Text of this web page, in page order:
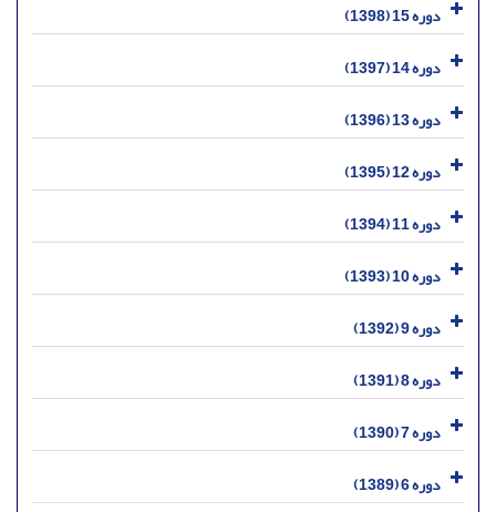
دوره 15 (1398)
دوره 14 (1397)
دوره 13 (1396)
دوره 12 (1395)
دوره 11 (1394)
دوره 10 (1393)
دوره 9 (1392)
دوره 8 (1391)
دوره 7 (1390)
دوره 6 (1389)